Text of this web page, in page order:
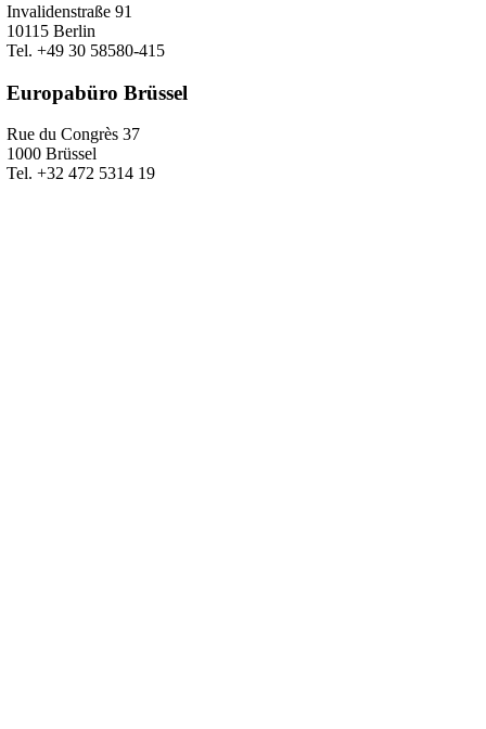
Invalidenstraße 91
10115 Berlin
Tel. +49 30 58580-415
Europabüro Brüssel
Rue du Congrès 37
1000 Brüssel
Tel. +32 472 5314 19